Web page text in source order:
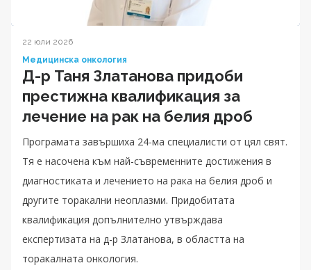
22 юли 2026
Медицинска онкология
Д-р Таня Златанова придоби
престижна квалификация за
лечение на рак на белия дроб
Програмата завършиха 24-ма специалисти от цял свят.
Тя е насочена към най-съвременните достижения в
диагностиката и лечението на рака на белия дроб и
другите торакални неоплазми. Придобитата
квалификация допълнително утвърждава
експертизата на д-р Златанова, в областта на
торакалната онкология.